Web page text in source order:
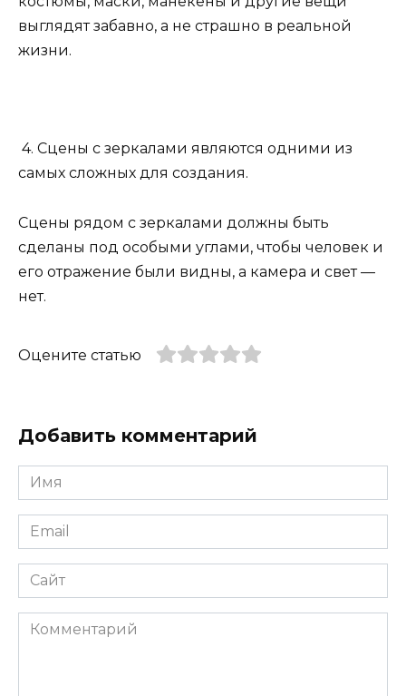
выглядят забавно, а не страшно в реальной
жизни.
4. Сцены с зеркалами являются одними из
самых сложных для создания.
Сцены рядом с зеркалами должны быть
сделаны под особыми углами, чтобы человек и
его отражение были видны, а камера и свет —
нет.
Оцените статью
Добавить комментарий
Имя
*
Email
*
Сайт
Комментарий